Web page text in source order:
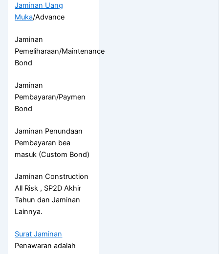
Jaminan Uang
Muka/Advance
Jaminan
Pemeliharaan/Maintenance
Bond
Jaminan
Pembayaran/Paymen
Bond
Jaminan Penundaan
Pembayaran bea
masuk (Custom Bond)
Jaminan Construction
All Risk , SP2D Akhir
Tahun dan Jaminan
Lainnya.
Surat Jaminan
Penawaran adalah